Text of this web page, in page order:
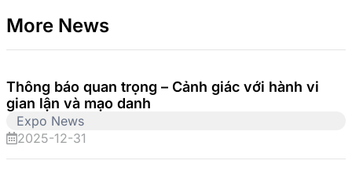
More News
Thông báo quan trọng – Cảnh giác với hành vi
gian lận và mạo danh
Expo News
2025-12-31